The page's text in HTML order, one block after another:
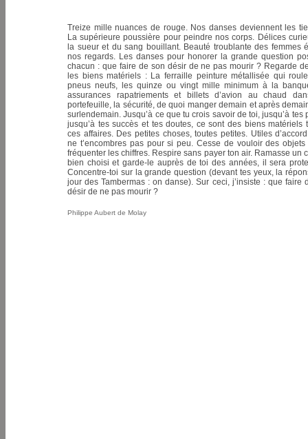
Treize mille nuances de rouge. Nos danses deviennent les
La supérieure poussière pour peindre nos corps. Délices
la sueur et du sang bouillant. Beauté troublante des femmes
nos regards. Les danses pour honorer la grande question
chacun : que faire de son désir de ne pas mourir ? Regarde
les biens matériels : La ferraille peinture métallisée qui
pneus neufs, les quinze ou vingt mille minimum à la
assurances rapatriements et billets d’avion au chaud
portefeuille, la sécurité, de quoi manger demain et après
surlendemain. Jusqu’à ce que tu crois savoir de toi, jusqu’à tes
jusqu’à tes succès et tes doutes, ce sont des biens matériels
ces affaires. Des petites choses, toutes petites. Utiles
ne t’encombres pas pour si peu. Cesse de vouloir des
fréquenter les chiffres. Respire sans payer ton air. Ramasse un
bien choisi et garde-le auprès de toi des années, il sera
Concentre-toi sur la grande question (devant tes yeux, la
jour des Tambermas : on danse). Sur ceci, j’insiste : que faire
désir de ne pas mourir ?
Philippe Aubert de Molay